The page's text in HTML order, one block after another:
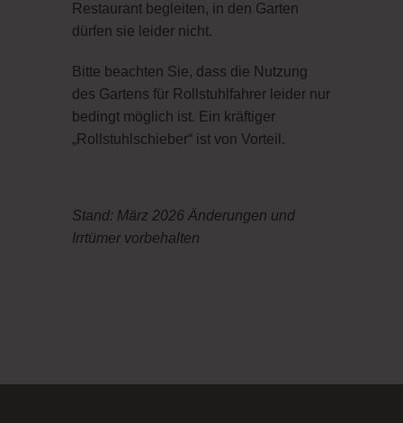
Restaurant begleiten, in den Garten
dürfen sie leider nicht.
Bitte beachten Sie, dass die Nutzung
des Gartens für Rollstuhlfahrer leider nur
bedingt möglich ist. Ein kräftiger
„Rollstuhlschieber“ ist von Vorteil.
Stand: März 2026 Änderungen und
Irrtümer vorbehalten